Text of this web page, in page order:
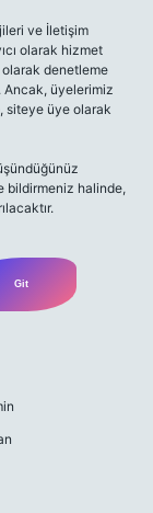
ve İletişim
olarak hizmet
denetleme
Ancak, üyelerimiz
siteye üye olarak
bildirmeniz halinde,